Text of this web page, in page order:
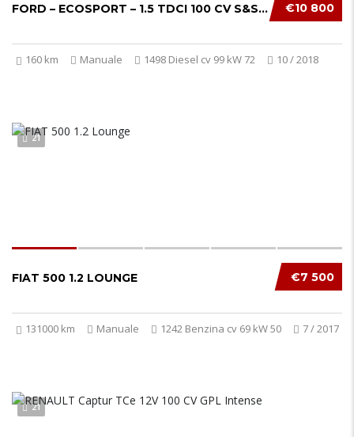
€10 800
FORD – ECOSPORT – 1.5 TDCI 100 CV S&S ST-LIN...
160 km Manuale 1498 Diesel cv 99 kW 72 10 / 2018
21
€7 500
FIAT 500 1.2 LOUNGE
131000 km Manuale 1242 Benzina cv 69 kW 50 7 / 2017
21